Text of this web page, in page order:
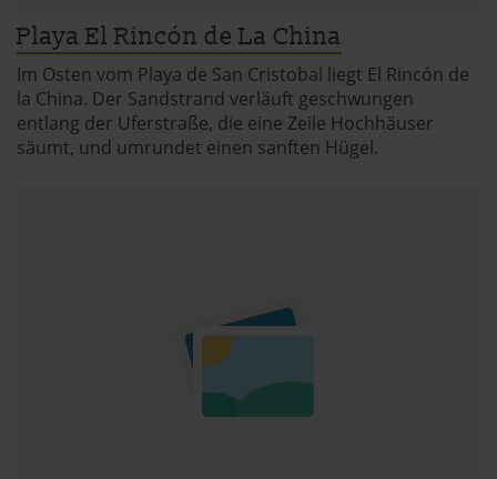
Playa El Rincón de La China
Im Osten vom Playa de San Cristobal liegt El Rincón de
la China. Der Sandstrand verläuft geschwungen
entlang der Uferstraße, die eine Zeile Hochhäuser
säumt, und umrundet einen sanften Hügel.